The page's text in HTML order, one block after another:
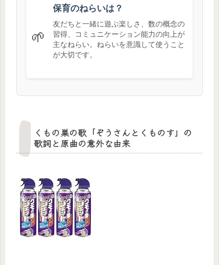
🌱
保育のねらいは？
友だちと一緒に遊ぶ楽しさ、数の概念の
習得、コミュニケーション能力の向上が
主なねらい。ねらいを意識して使うこと
が大切です。
くもの巣の歌「ぞうさんとくものす」の
歌詞と原曲の意外な由来